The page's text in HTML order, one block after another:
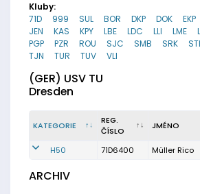
Kluby:
71D
999 SUL BOR DKP DOK EKP
JEN
KAS KPY LBE LDC LLI LME
PGP
PZR ROU SJC SMB SRK
TJN
TUR TUV VLI
(GER) USV TU
Dresden
KATEGORIE
REG.
ČÍSLO
JMÉNO
H50 71D6400 Müller Rico
ARCHIV